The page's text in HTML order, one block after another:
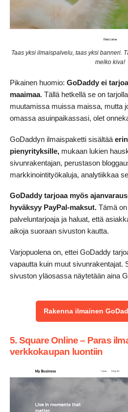
Taas yksi ilmaispalvelu, taas yksi banneri.
melko kiva!
Pikainen huomio: GoDaddy ei
maaimaa. Tällä hetkellä se on
muutamissa muissa maissa, mutta
omassa asuinpaikassasi, olet
GoDaddyn ilmaispaketti sisältää
pienyrityksille, mukaan lukien
sivunrakentajan, perustason
markkinointityökaluja, analytiikkaa
GoDaddy tarjoaa myös
hyväksyy PayPal-maksut. Tämä
palveluntarjoaja ja haluat, että
aikoja suoraan sivuston kautta.
Varjopuolena on, ettei GoDaddy
vapautta kuin muut sivunrakentajat.
sivuston yläosassa näytetään aina
Rakenna ilmainen
5. Square Online – Paras
verkkokaupan luontiin